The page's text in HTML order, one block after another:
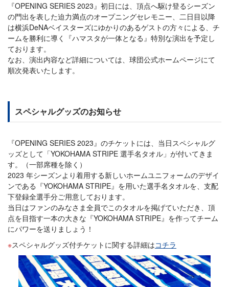
『OPENING SERIES 2023』初日には、頂点へ駆け登るシーズン
の門出を表した迫力満点のオープニングセレモニー、二日目以降
は横浜DeNAベイスターズにゆかりのあるゲストの方々による、チ
ームを勝利に導く『ハマスタが一体となる』特別な演出を予定し
ております。
なお、演出内容など詳細については、球団公式ホームページにて
順次発表いたします。
スペシャルグッズのお知らせ
『OPENING SERIES 2023』のチケットには、当日スペシャルグ
ッズとして「YOKOHAMA STRIPE 選手名タオル」が付いてきま
す。（一部席種を除く）
2023 年シーズンより着用する新しいホームユニフォームのデザイ
ンである『YOKOHAMA STRIPE』を用いた選手名タオルを、支配
下登録全選手分ご用意しております。
当日はファンのみなさま全員でこのタオルを掲げていただき、頂
点を目指す一本の大きな『YOKOHAMA STRIPE』を作ってチーム
にパワーを送りましょう！
スペシャルグッズ付チケットに関する詳細はコチラ